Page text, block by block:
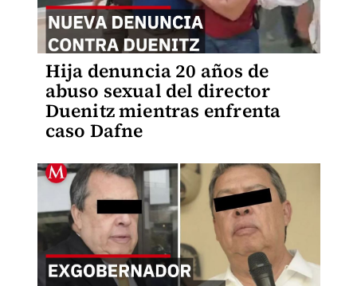
Hija denuncia 20 años de
abuso sexual del director
Duenitz mientras enfrenta
caso Dafne